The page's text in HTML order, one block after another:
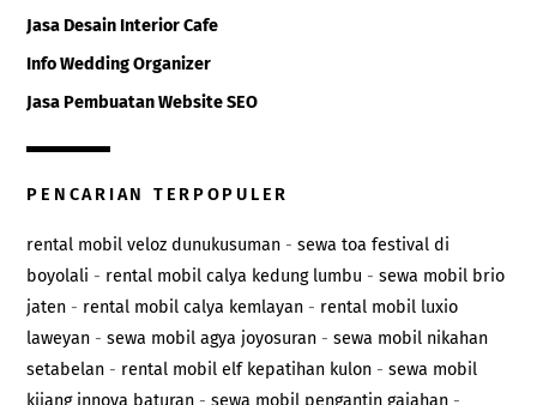
Jasa Desain Interior Cafe
Info Wedding Organizer
Jasa Pembuatan Website SEO
PENCARIAN TERPOPULER
rental mobil veloz dunukusuman -sewa toa festival di
boyolali - rental mobil calya kedung lumbu -sewa mobil brio
jaten - rental mobil calya kemlayan - rental mobil luxio
laweyan -sewa mobil agya joyosuran -sewa mobil nikahan
setabelan - rental mobil elf kepatihan kulon -sewa mobil
kijang innova baturan -sewa mobil pengantin gajahan -